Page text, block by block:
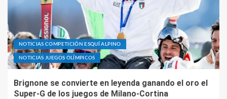
NOTICIAS COMPETICIÓN ESQUÍ ALPINO
NOTICIAS JUEGOS OLÍMPICOS
Brignone se convierte en leyenda ganando el oro el
Super-G de los juegos de Milano-Cortina